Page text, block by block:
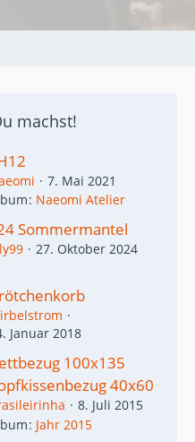
machst!
7. Mai 2021
Naeomi Atelier
Sommermantel
27. Oktober 2024
Januar 2018
100x135
40x60
8. Juli 2015
Jahr 2015